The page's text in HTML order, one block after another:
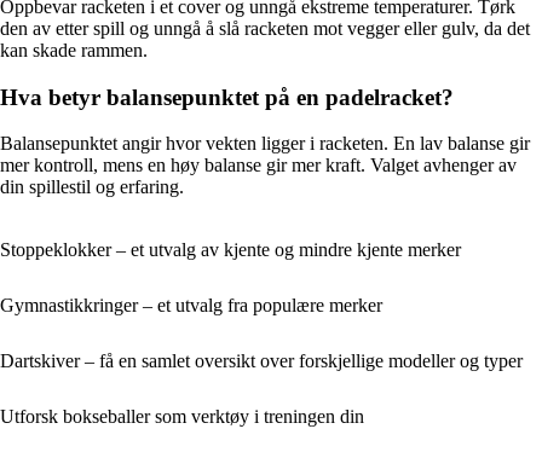
Oppbevar racketen i et cover og unngå ekstreme temperaturer. Tørk
den av etter spill og unngå å slå racketen mot vegger eller gulv, da det
kan skade rammen.
Hva betyr balansepunktet på en padelracket?
Balansepunktet angir hvor vekten ligger i racketen. En lav balanse gir
mer kontroll, mens en høy balanse gir mer kraft. Valget avhenger av
din spillestil og erfaring.
Stoppeklokker – et utvalg av kjente og mindre kjente merker
Gymnastikkringer – et utvalg fra populære merker
Dartskiver – få en samlet oversikt over forskjellige modeller og typer
Utforsk bokseballer som verktøy i treningen din